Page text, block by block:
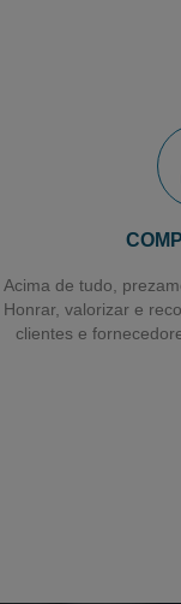
Bobina
Bobina
Bobina
Acima de tudo,
Honrar, valorizar e
clientes e